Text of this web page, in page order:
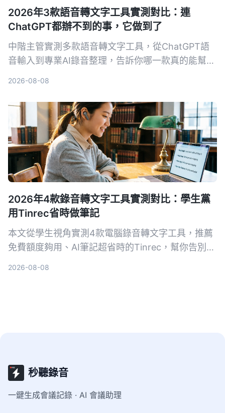
2026年3款語音轉文字工具實測對比：連
ChatGPT都辦不到的事，它做到了
中階主管實測多款語音轉文字工具，從ChatGPT語
音輸入到專業AI錄音整理，告訴你哪一款真的能幫你
2026-08-08
2026年4款錄音轉文字工具實測對比：學生黨
用Tinrec省時做筆記
本文從學生視角實測4款電腦錄音轉文字工具，推薦
免費額度夠用、AI筆記超省時的Tinrec，幫你告別手
2026-08-08
秒聽錄音
一鍵生成會議記錄 · AI 會議助理